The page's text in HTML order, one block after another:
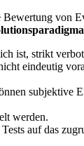
ist, strikt
eindeutig
subjektive
werden.
auf das